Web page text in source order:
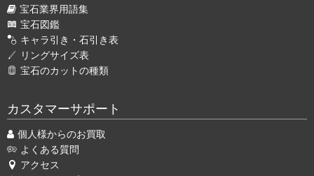
宝石業界用語集
宝石図鑑
キャラ引き・石引き表
リングサイズ表
宝石のカットの種類
カスタマーサポート
個人様からのお買取
よくある質問
アクセス